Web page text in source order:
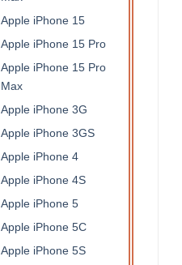
Apple iPhone 15
Apple iPhone 15 Pro
Apple iPhone 15 Pro
Max
Apple iPhone 3G
Apple iPhone 3GS
Apple iPhone 4
Apple iPhone 4S
Apple iPhone 5
Apple iPhone 5C
Apple iPhone 5S